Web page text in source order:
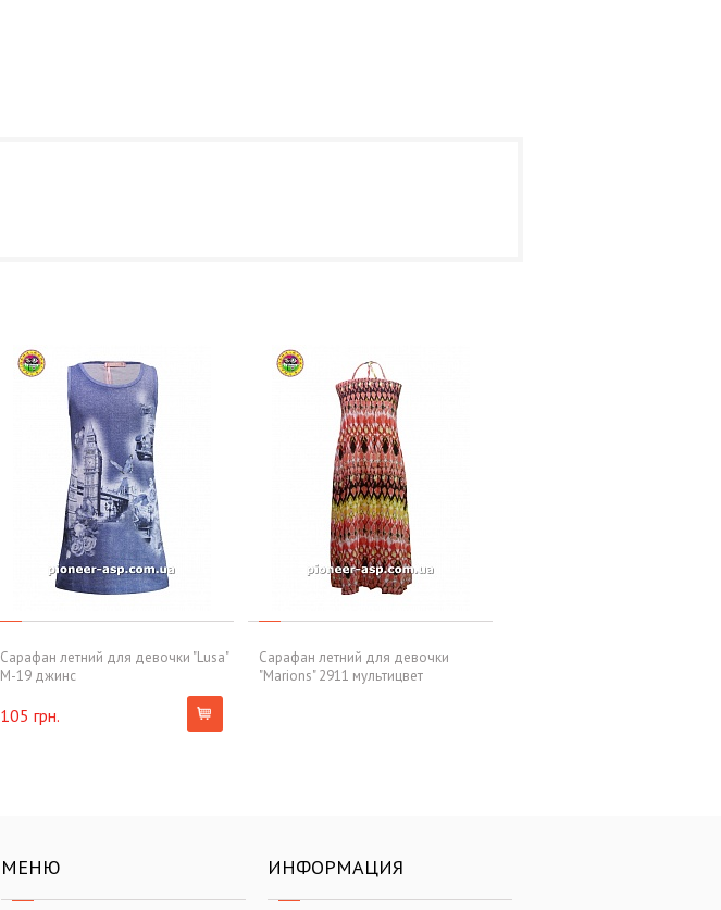
Сарафан летний для девочки "Lusa"
M-19 джинс
105 грн.
Сарафан летний для девочки
"Marions" 2911 мультицвет
МЕНЮ ИНФОРМАЦИЯ